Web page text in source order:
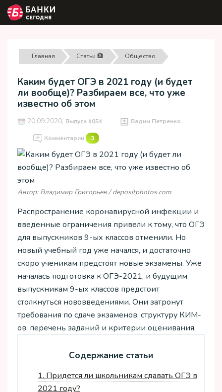
Главная Статьи 🏦 Общество
Каким будет ОГЭ в 2021 году (и будет
ли вообще)? Разбираем все, что уже
известно об этом
20.09.2020, Выпуск #054 Вадим Петренко
Комментарии 3
Автор: Владимир Григорьев / depositphotos.com
Распространение коронавирусной инфекции и
введенные ограничения привели к тому, что ОГЭ
для выпускников 9-ых классов отменили. Но
новый учебный год уже начался, и достаточно
скоро ученикам предстоят новые экзамены. Уже
началась подготовка к ОГЭ-2021, и будущим
выпускникам 9-ых классов предстоит
столкнуться нововведениями. Они затронут
требования по сдаче экзаменов, структуру КИМ-
ов, перечень заданий и критерии оценивания.
Содержание статьи
1. Придется ли школьникам сдавать ОГЭ в
2021 году?